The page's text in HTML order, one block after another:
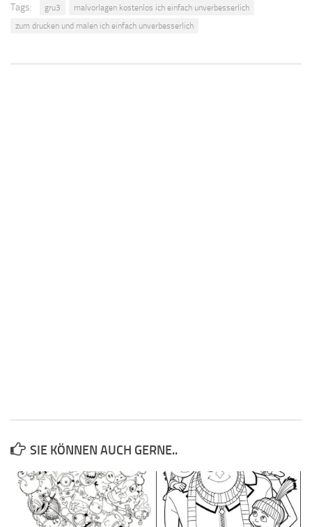
Tags: gru3
malvorlagen kostenlos ich einfach unverbesserlich
zum drucken und malen ich einfach unverbesserlich
SIE KÖNNEN AUCH GERNE..